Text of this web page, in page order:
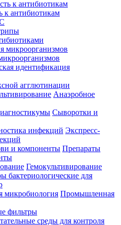
к антибиотикам
идентификация
агглютинации
Анаэробное
Сыворотки и
Экспресс-
Препараты
Гемокультивирование
бактериологические для
Промышленная
фильтры
среды для контроля